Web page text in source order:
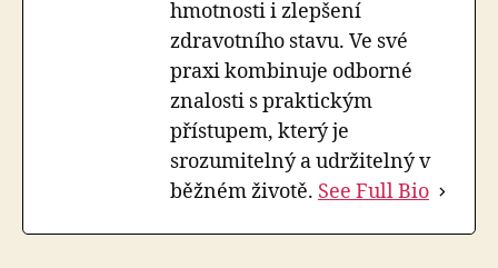
hmotnosti i zlepšení
zdravotního stavu. Ve své
praxi kombinuje odborné
znalosti s praktickým
přístupem, který je
srozumitelný a udržitelný v
běžném životě. See Full Bio